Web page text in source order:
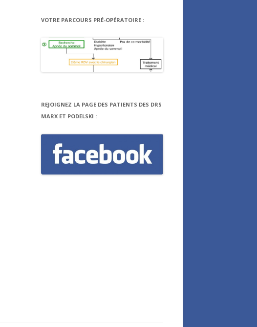
VOTRE PARCOURS PRÉ-OPÉRATOIRE :
REJOIGNEZ LA PAGE DES PATIENTS DES DRS
MARX ET PODELSKI :